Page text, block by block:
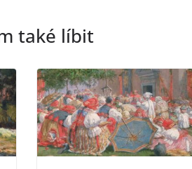
také líbit